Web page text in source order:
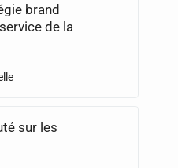
brand
de la
sur les